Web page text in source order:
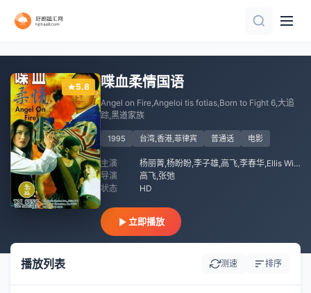
5.8 喋血柔情国语
Angel on Fire,Angeloi tis fotias,Born to Fight 6,大追
踪,黑道家族
1995 台湾,香港,菲律宾 普通话 电影
主演
杨丽菁,杨盼盼,李子雄,高飞,李春华,Ellis Winston
导演
高飞,张弛
状态
HD
立即播放
播放列表 测速 排序
正片
HD中字
HD中字
正片
HD
HD中字
HD中字
HD中字